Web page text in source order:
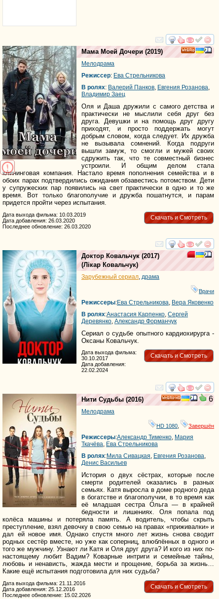
смотреть
Мама Моей Дочери (2019)
Мелодрама
Режиссер: Ева Стрельникова
В ролях: Валерий Панков Евгения Розанова
Владимир Заец
Оля и Даша дружили с самого детства и
практически не мыслили себя друг без
друга. Девушки и на помощь друг другу
приходят, и просто поддержать могут
добрым словом, когда следует. Их дружба
не вызывала сомнений. Когда подруги
вышли замуж, то смогли и мужей своих
сдружить так, что те совместный бизнес
устроили. И общим делом стала
клининговая компания. Настало время пополнения семейства и в
обоих парах подтвердились ожидания обзавестись потомством. Дети
у супружеских пар появились на свет практически в одно и то же
время. Вот только благополучие и дружба пошатнутся, и парам
придется пройти через испытания.
Скачать и Смотреть
Дата выхода фильма: 10.03.2019
Дата добавления: 26.03.2020
Последнее обновление: 26.03.2020
смотреть
Доктор Ковальчук (2017)
(Лікар Ковальчук)
Зарубежный сериал драма
Врачи
Режиссеры:Ева Стрельникова Вера Яковенко
В ролях:Анастасия Карпенко Сергей
Деревянко Александр Форманчук
Сериал о судьбе опытного кардиохирурга -
Оксаны Ковальчук.
Скачать и Смотреть
Дата выхода фильма:
30.10.2017
Дата добавления:
22.02.2024
смотреть
HD
6
Нити Судьбы (2016)
Мелодрама
HD 1080 Завершён
Режиссеры:Александр Тименко, Мария
Ткачёва, Ева Стрельникова
В ролях:Мила Сивацкая, Евгения Розанова,
Денис Васильев
История о двух сёстрах, которые после
смерти родителей оказались в разных
семьях. Катя выросла в доме родного деда
в богатстве и благополучии, в то время как
её младшая сестра Ольга — в крайней
бедности и лишениях. Оля попала под
колёса машины и потеряла память. А водитель, чтобы скрыть
преступление, взял девочку в свою семью на правах «приживалки» и
дал ей новое имя. Однако спустя много лет жизнь снова сводит
родных сестёр вместе, но уже как соперниц, влюблённых в одного и
того же мужчину. Узнают ли Катя и Оля друг друга? И кого из них по-
настоящему любит Вадим? Коварные интриги и семейные тайны,
любовь и ненависть, жажда мести и прощение, борьба за жизнь…
Какие ещё испытания подготовила для них судьба?
Скачать и Смотреть
Дата выхода фильма: 21.11.2016
Дата добавления: 25.12.2016
Последнее обновление: 15.02.2026